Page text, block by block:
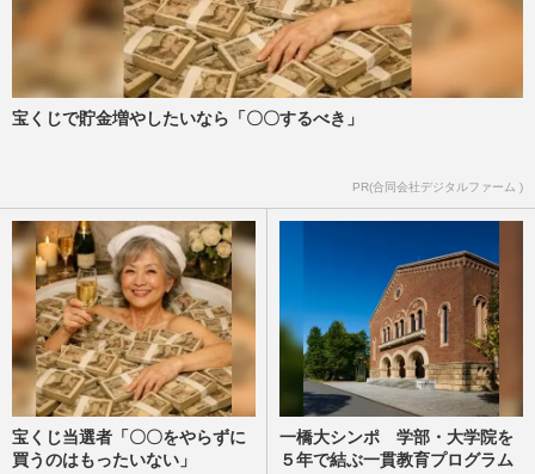
宝くじで貯金増やしたいなら「〇〇するべき」
PR(合同会社デジタルファーム )
宝くじ当選者「〇〇をやらずに
買うのはもったいない」
一橋大シンポ 学部・大学院を
５年で結ぶ一貫教育プログラム